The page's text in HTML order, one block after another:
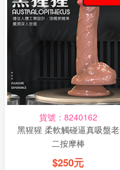
貨號：8240162
黑猩猩 柔軟觸碰逼真吸盤老
二按摩棒
$250元